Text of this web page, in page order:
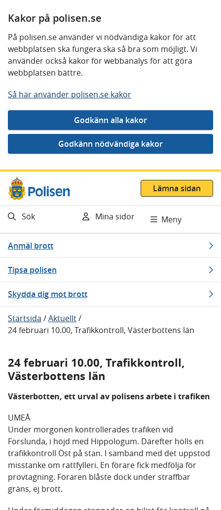
Kakor på polisen.se
På polisen.se använder vi nödvändiga kakor för att
webbplatsen ska fungera ska så bra som möjligt. Vi
använder också kakor för webbanalys för att göra
webbplatsen bättre.
Så här använder polisen.se kakor
Gå direkt till innehåll
Lämna sidan
Sök Mina sidor Meny
Anmäl brott
Tipsa polisen
Skydda dig mot brott
Startsida /Aktuellt/
24 februari 10.00, Trafikkontroll, Västerbottens län
24 februari 10.00, Trafikkontroll,
Västerbottens län
Västerbotten, ett urval av polisens arbete i trafiken
UMEÅ
Under morgonen kontrollerades trafiken vid
Forslunda, i höjd med Hippologum. Därefter hölls en
trafikkontroll Öst på stan. I samband med det uppstod
misstanke om rattfylleri. En förare fick medfölja för
provtagning. Föraren blåste dock under straffbar
gräns, ej brott.